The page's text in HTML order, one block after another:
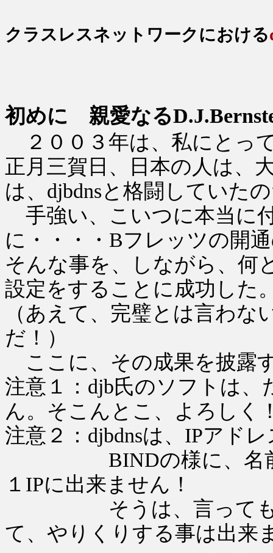
クラスレスネットワークにおける
初めに 親愛なる
２００３年は、私にとっ
正月三賀日、日本の人は、
は、djbdnsと格闘していた
手強い、こいつに本当に
に・・・・Bフレッツの開
そんな事を、しながら、何
設定をすることに成功した
（あえて、完璧とは言わ
だ！）
ここに、その成果を披露
注意１：djb氏のソフトは
ん。そこんとこ、よろしく
注意２：djbdnsは、IPアド
BINDの様に、名前の
１IPに出来ません！
そうは、言っても、
て、やりくりする事は出来